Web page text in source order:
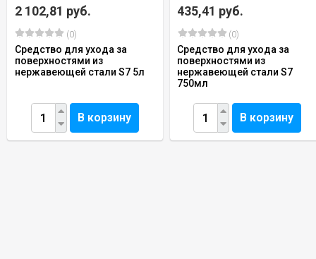
2 102,81 руб.
(0)
Средство для ухода за
поверхностями из
нержавеющей стали S7 5л
В корзину
435,41 руб.
(0)
Средство для ухода за
поверхностями из
нержавеющей стали S7
750мл
В корзину